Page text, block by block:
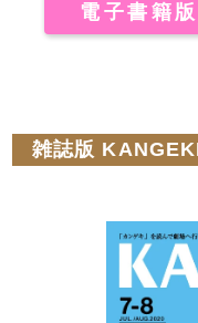
電子書籍
雑誌版